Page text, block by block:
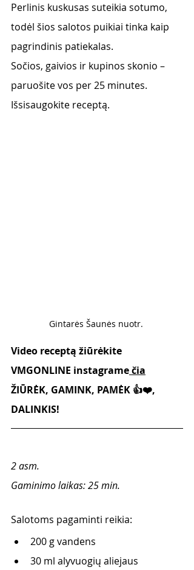
Perlinis kuskusas suteikia sotumo,
todėl šios salotos puikiai tinka kaip
pagrindinis patiekalas.
Sočios, gaivios ir kupinos skonio –
paruošite vos per 25 minutes.
Išsisaugokite receptą.
Gintarės Šaunės nuotr.
Video receptą žiūrėkite
VMGONLINE instagrame čia
ŽIŪRĖK, GAMINK, PAMĖK 👍❤️,
DALINKIS!
2 asm.
Gaminimo laikas: 25 min.
Salotoms pagaminti reikia:
200 g vandens
30 ml alyvuogių aliejaus